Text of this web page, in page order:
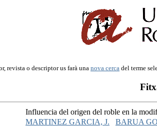
revista o descriptor us farà una nova cerca del terme
Influencia del origen del roble en la
MARTINEZ GARCIA, J.
BARUA